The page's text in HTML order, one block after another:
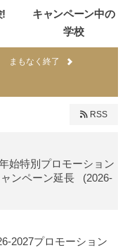
!
キャンペーン中の
学校
まもなく終了
RSS
始特別プロモーション
ンペーン延長 (2026-
2027プロモーション